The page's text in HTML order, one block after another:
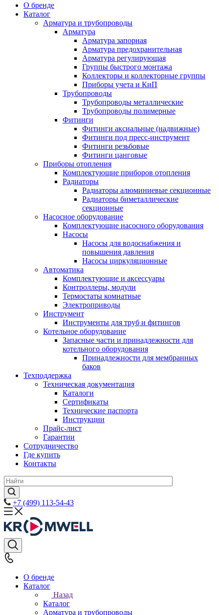
О бренде
Каталог
Арматура и трубопроводы
Арматура
Арматура запорная
Арматура предохранительная
Арматура регулирующая
Группы быстрого монтажа
Коллекторы и коллекторные группы
Приборы учета и КиП
Трубопроводы
Трубопроводы металлические
Трубопроводы полимерные
Фитинги
Фитинги аксиальные (надвижные)
Фитинги под пресс-инструмент
Фитинги резьбовые
Фитинги цанговые
Приборы отопления
Комплектующие приборов отопления
Радиаторы
Радиаторы алюминиевые секционные
Радиаторы биметаллические
секционные
Насосное оборудование
Комплектующие насосного оборудования
Насосы
Насосы для водоснабжения и
повышения давления
Насосы циркуляционные
Автоматика
Комплектующие и аксессуары
Контроллеры, модули
Термостаты комнатные
Электроприводы
Инструмент
Инструменты для труб и фитингов
Котельное оборудование
Запасные части и принадлежности для
котельного оборудования
Принадлежности для мембранных
баков
Техподдержка
Техническая документация
Каталоги
Сертификаты
Технические паспорта
Инструкции
Прайс-лист
Гарантии
Сотрудничество
Где купить
Контакты
+7 (499) 113-54-43
О бренде
Каталог
Назад
Каталог
Арматура и трубопроводы